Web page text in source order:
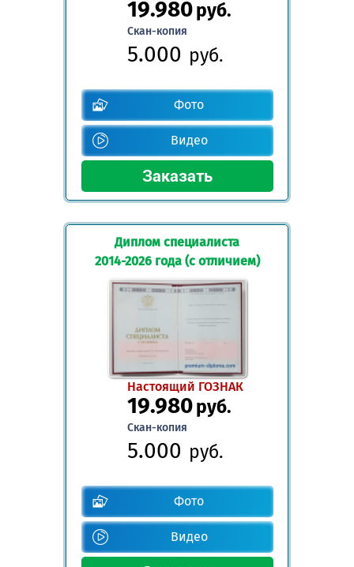
19.980руб.
Скан-копия
5.000 руб.
Фото
Видео
Диплом специалиста
2014-2026 года (с отличием)
Настоящий ГОЗНАК
19.980руб.
Скан-копия
5.000 руб.
Фото
Видео